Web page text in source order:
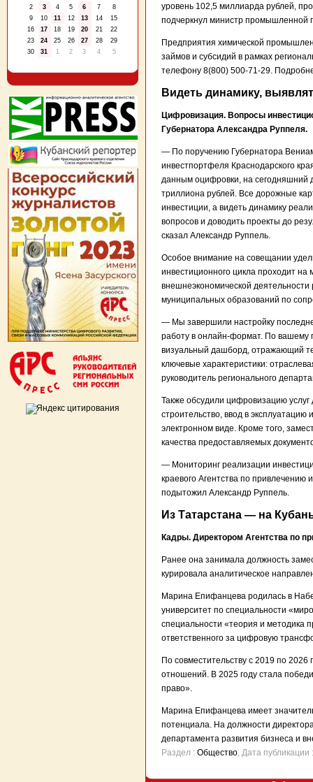
2
3 4 5 6 7
8
9
10 11 12 13 14
15
16
17 18 19 20 21
22
23
24 25 26 27 28
29
30
31 1 2 3 4 5
уровень 102,5 миллиарда рублей,
подчеркнул министр промышленной
Предприятия химической
займов и субсидий в рамках
телефону 8(800) 500-71-29.
Видеть динамику,
Цифровизация. Вопросы
Губернатора Александра Руппеля.
— По поручению Губернатора
инвестпортфеля Краснодарского
данным оцифровки, на сегодняшний
триллиона рублей. Все дорожные
инвестиции, а видеть динамику
вопросов и доводить проекты до
сказал Александр Руппель.
Особое внимание на совещании
инвестиционного цикла проходит
внешнеэкономической
муниципальных образований по
— Мы завершили настройку
работу в онлайн-формат. По вашему
визуальный дашборд, отражающий
ключевые характеристики:
руководитель регионального
Также обсудили цифровизацию
строительство, ввод в
электронном виде. Кроме того,
качества предоставляемых
— Мониторинг реализации
краевого Агентства по
подытожил Александр Руппель.
Из Татарстана — на
Кадры. Директором Агентства по
Ранее она занимала должность
курировала аналитическое
Марина Епифанцева родилась в
университет по специальности
специальности «теория и методика
ответственного за цифровую
По совместительству с 2019 по
отношений. В 2025 году стала
право».
Марина Епифанцева имеет
потенциала. На должности
департамента развития бизнеса и
Раздел : Общество, Дата публикации